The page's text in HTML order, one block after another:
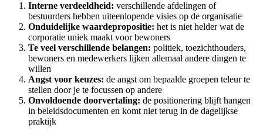
Interne verdeeldheid: verschillende afdelingen of
bestuurders hebben uiteenlopende visies op de organisatie
Onduidelijke waardepropositie: het is niet helder wat de
corporatie uniek maakt voor bewoners
Te veel verschillende belangen: politiek, toezichthouders,
bewoners en medewerkers lijken allemaal andere dingen te
willen
Angst voor keuzes: de angst om bepaalde groepen teleur te
stellen door je te focussen op andere
Onvoldoende doorvertaling: de positionering blijft hangen
in beleidsdocumenten en komt niet terug in de dagelijkse
praktijk